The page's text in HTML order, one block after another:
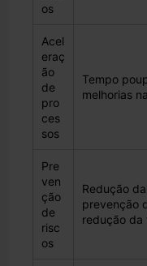
os
Acel
eraç
ão
de
pro
ces
sos
Tempo
melhorias
Pre
ven
ção
de
risc
os
Redução
prevenção
redução da